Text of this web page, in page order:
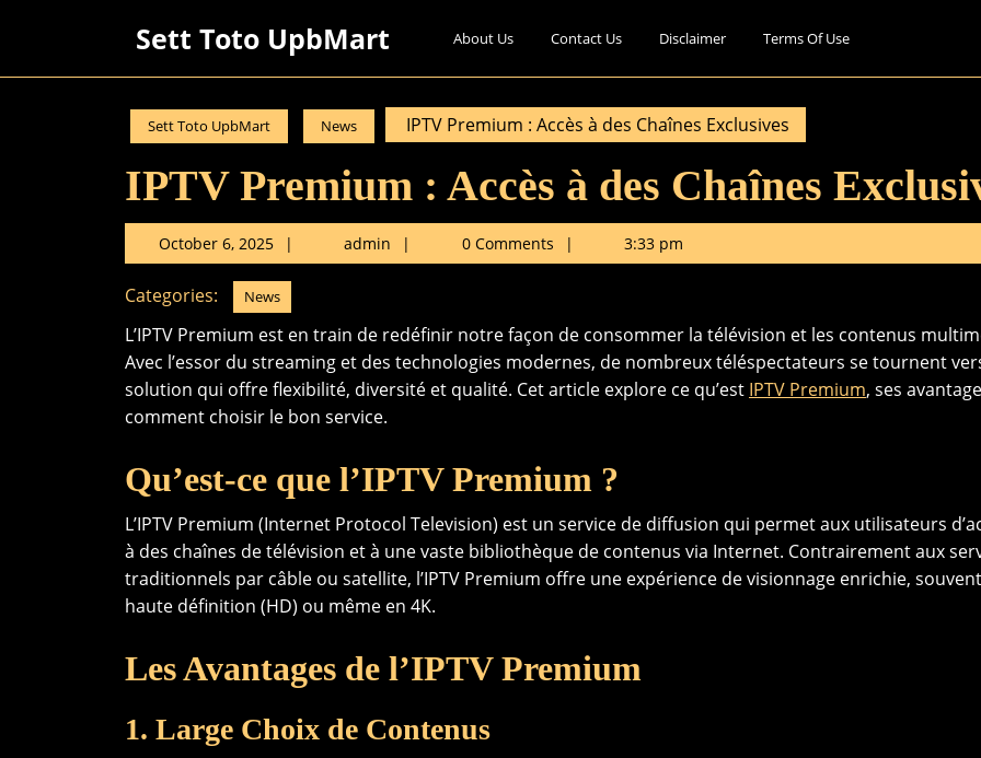
Sett Toto UpbMart About Us Contact Us Disclaimer Terms Of Use
Sett Toto UpbMart News IPTV Premium : Accès à des Chaînes Exclusives
IPTV Premium : Accès à des Chaînes
October 6, 2025
October
6,
admin admin0 Comments 3:33 pm
Categories: News
L’IPTV Premium est en train de redéfinir notre façon de consommer la télévision et les contenus
Avec l’essor du streaming et des technologies modernes, de nombreux téléspectateurs se tournent
solution qui offre flexibilité, diversité et qualité. Cet article explore ce qu’est IPTV Premium, ses
comment choisir le bon service.
Qu’est-ce que l’IPTV Premium ?
L’IPTV Premium (Internet Protocol Television) est un service de diffusion qui permet aux utilisateurs
à des chaînes de télévision et à une vaste bibliothèque de contenus via Internet. Contrairement aux
traditionnels par câble ou satellite, l’IPTV Premium offre une expérience de visionnage enrichie,
haute définition (HD) ou même en 4K.
Les Avantages de l’IPTV Premium
1. Large Choix de Contenus